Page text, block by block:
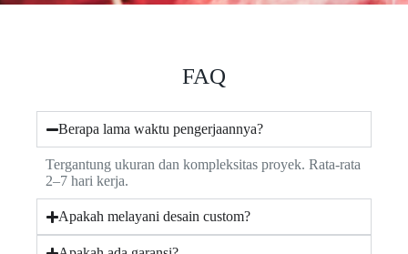
FAQ
Berapa lama waktu pengerjaannya?
Tergantung ukuran dan kompleksitas proyek. Rata-rata
2–7 hari kerja.
Apakah melayani desain custom?